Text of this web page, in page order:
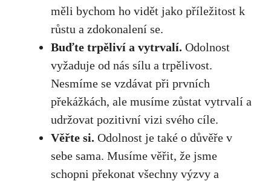
‍měli⁣ bychom ho vidět jako příležitost⁢ k
růstu a​ zdokonalení se.
Buďte trpěliví a vytrvalí. Odolnost
vyžaduje od nás sílu a trpělivost.
Nesmíme se vzdávat‍ při prvních
překážkách, ale musíme zůstat​ vytrvalí a
udržovat pozitivní vizi svého cíle.
Věřte ⁢si. Odolnost je také ⁤o důvěře v
sebe sama. ⁤Musíme věřit, že jsme
schopni překonat všechny výzvy a